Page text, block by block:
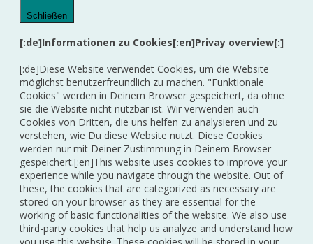
Schließen
[:de]Informationen zu Cookies[:en]Privay overview[:]
[:de]Diese Website verwendet Cookies, um die Website
möglichst benutzerfreundlich zu machen. "Funktionale
Cookies" werden in Deinem Browser gespeichert, da ohne
sie die Website nicht nutzbar ist. Wir verwenden auch
Cookies von Dritten, die uns helfen zu analysieren und zu
verstehen, wie Du diese Website nutzt. Diese Cookies
werden nur mit Deiner Zustimmung in Deinem Browser
gespeichert.[:en]This website uses cookies to improve your
experience while you navigate through the website. Out of
these, the cookies that are categorized as necessary are
stored on your browser as they are essential for the
working of basic functionalities of the website. We also use
third-party cookies that help us analyze and understand how